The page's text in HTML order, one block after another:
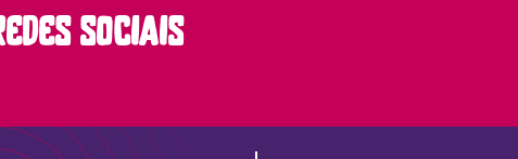
sociais